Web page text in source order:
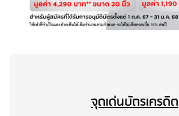
จุดเด่นบัตรเครดิต